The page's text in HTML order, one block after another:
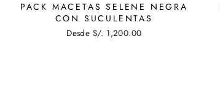
PACK MACETAS SELENE NEGRA
CON SUCULENTAS
Desde S/. 1,200.00